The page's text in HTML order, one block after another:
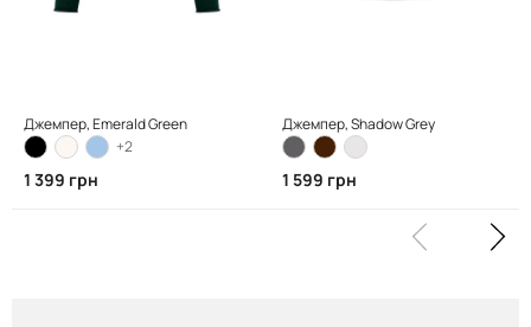
Джемпер, Emerald Green
+2
1 399 грн
Джемпер, Shadow Grey
1 599 грн